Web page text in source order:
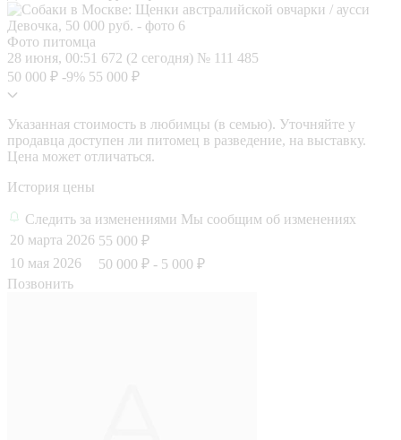
Фото питомца
28 июня, 00:51 672 (2 сегодня) № 111 485
50 000 ₽ -9% 55 000 ₽
Указанная стоимость в любимцы (в семью). Уточняйте у
продавца доступен ли питомец в разведение, на выставку.
Цена может отличаться.
История цены
Следить за изменениями Мы сообщим об изменениях
20 марта 2026 55 000 ₽
10 мая 2026
50 000 ₽ - 5 000 ₽
Позвонить